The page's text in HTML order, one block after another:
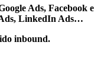
Ads, Facebook e
LinkedIn Ads…
inbound.